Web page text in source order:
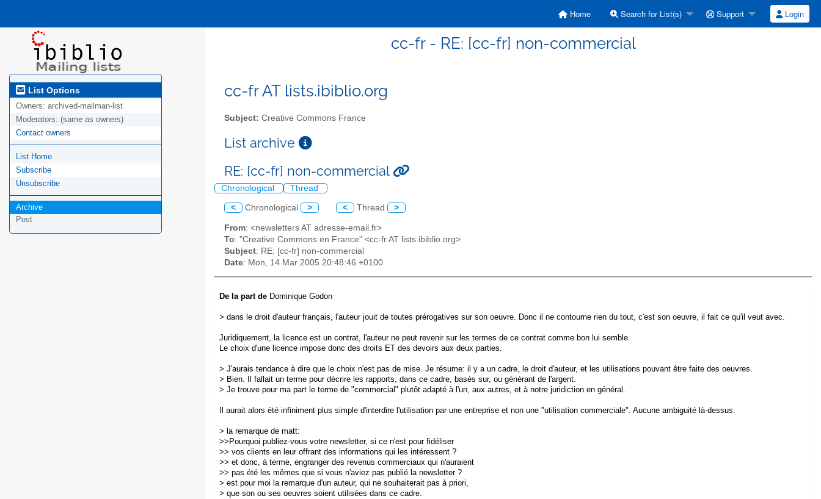
Home Search for List(s) Support Login
cc-fr - RE: [cc-fr] non-commercial
List Options
Owners: archived-mailman-list
Moderators: (same as owners)
Contact owners
List Home
Subscribe
Unsubscribe
Archive
Post
cc-fr AT lists.ibiblio.org
Subject: Creative Commons France
List archive
RE: [cc-fr] non-commercial
Chronological Thread
< Chronological > < Thread >
From: <newsletters AT adresse-email.fr>
To: "Creative Commons en France" <cc-fr AT lists.ibiblio.org>
Subject: RE: [cc-fr] non-commercial
Date: Mon, 14 Mar 2005 20:48:46 +0100
De la part de Dominique Godon
> dans le droit d'auteur français, l'auteur jouit de toutes prérogatives sur son oeuvre. Donc il ne contourne rien du tout, c'est son oeuvre, il fait ce qu'il veut avec.
Juridiquement, la licence est un contrat, l'auteur ne peut revenir sur les termes de ce contrat comme bon lui semble.
Le choix d'une licence impose donc des droits ET des devoirs aux deux parties.
> J'aurais tendance à dire que le choix n'est pas de mise. Je résume: il y a un cadre, le droit d'auteur, et les utilisations pouvant être faite des oeuvres.
> Bien. Il fallait un terme pour décrire les rapports, dans ce cadre, basés sur, ou générant de l'argent.
> Je trouve pour ma part le terme de "commercial" plutôt adapté à l'un, aux autres, et à notre juridiction en général.
Il aurait alors été infiniment plus simple d'interdire l'utilisation par une entreprise et non une "utilisation commerciale". Aucune ambiguité là-dessus.
> la remarque de matt:
>> Pourquoi publiez-vous votre newsletter, si ce n'est pour fidéliser
>> vos clients en leur offrant des informations qui les intéressent ?
>> et donc, à terme, engranger des revenus commerciaux qui n'auraient
>> pas été les mêmes que si vous n'aviez pas publié la newsletter ?
> est pour moi la remarque d'un auteur, qui ne souhaiterait pas à priori,
> que son ou ses oeuvres soient utilisées dans ce cadre.